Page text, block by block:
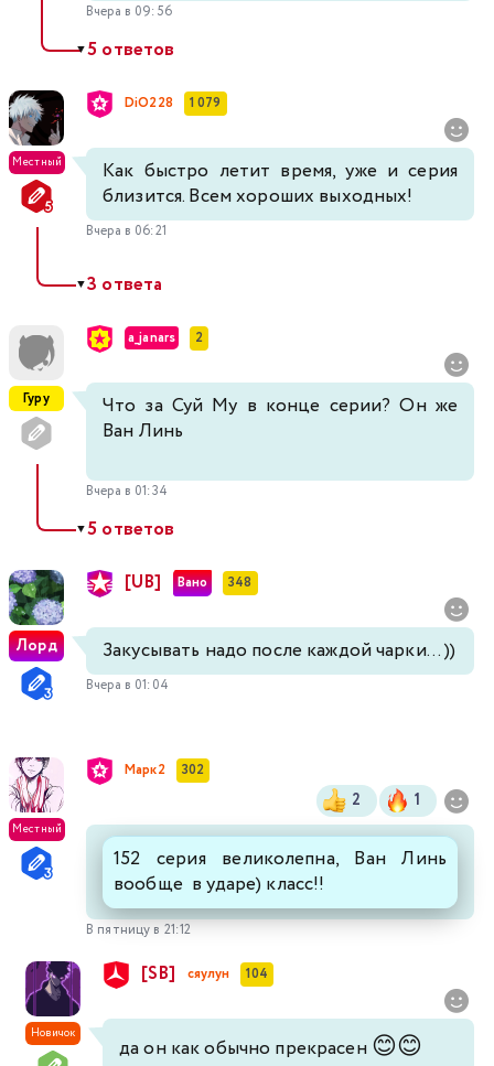
Вчера в 09:56
▼5 ответов
Местный
DiO228 1 079
Как быстро летит время, уже и серия
близится. Всем хороших выходных!
Вчера в 06:21
▼3 ответа
Гуру
a_janars 2
Что за Суй Му в конце серии? Он же
Ван Линь
Вчера в 01:34
▼5 ответов
Лорд
[UB] Вано 348
Закусывать надо после каждой чарки... ))
Вчера в 01:04
Местный
Марк2 302
2 1
152 серия великолепна, Ван Линь
вообще в ударе) класс!!
В пятницу в 21:12
Новичок
[SB] сяулун 104
да он как обычно прекрасен 😊😊